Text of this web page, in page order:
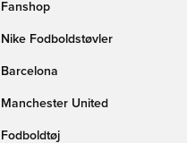
Fanshop
Nike Fodboldstøvler
Barcelona
Manchester United
Fodboldtøj